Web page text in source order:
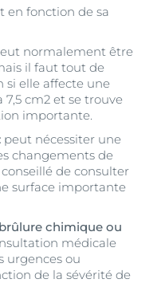
en fonction de sa
normalement être
il faut tout de
si elle affecte une
cm2 et se trouve
importante.
peut nécessiter une
changements de
de consulter
surface importante
chimique ou
médicale
urgences ou
de la sévérité de